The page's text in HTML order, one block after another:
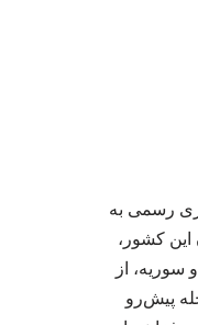
رسمی به
کشور،
سوریه، از
پیش‌رو